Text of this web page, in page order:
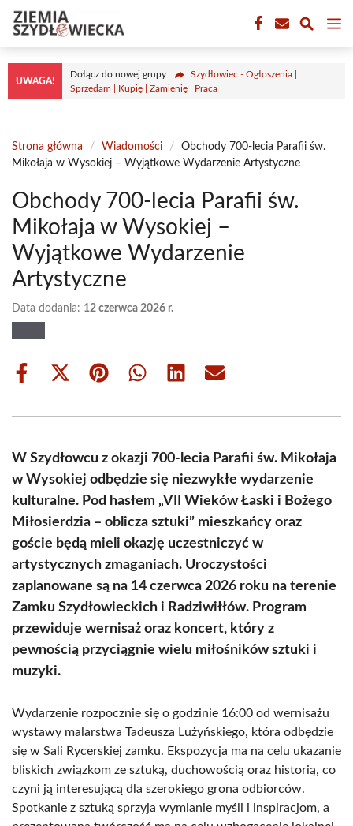
Przejdź
treści
UWAGA!
Dołącz do nowej grupy
Szydłowiec - Ogłoszenia |
Sprzedam | Kupię | Zamienię | Praca
Strona główna / Wiadomości /
Obchody 700-lecia Parafii św.
Mikołaja w Wysokiej – Wyjątkowe Wydarzenie Artystyczne
Obchody 700-lecia Parafii św.
Mikołaja w Wysokiej –
Wyjątkowe Wydarzenie
Artystyczne
Data dodania: 12 czerwca 2026 r.
Share
Share
(Twitter)
Share Share Share Share
W Szydłowcu z okazji 700-lecia Parafii św. Mikołaja
w Wysokiej odbędzie się niezwykłe wydarzenie
kulturalne. Pod hasłem „VII Wieków Łaski i Bożego
Miłosierdzia – oblicza sztuki” mieszkańcy oraz
goście będą mieli okazję uczestniczyć w
artystycznych zmaganiach. Uroczystości
zaplanowane są na 14 czerwca 2026 roku na terenie
Zamku Szydłowieckich i Radziwiłłów. Program
przewiduje wernisaż oraz koncert, który z
pewnością przyciągnie wielu miłośników sztuki i
muzyki.
Wydarzenie rozpocznie się o godzinie 16:00 od wernisażu
wystawy malarstwa Tadeusza Lużyńskiego, która odbędzie
się w Sali Rycerskiej zamku. Ekspozycja ma na celu ukazanie
bliskich związkom ze sztuką, duchowością oraz historią, co
czyni ją interesującą dla szerokiego grona odbiorców.
Spotkanie z sztuką sprzyja wymianie myśli i inspiracjom, a